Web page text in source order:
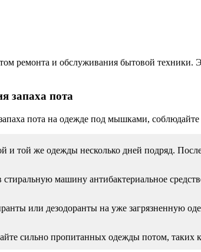
ремонта и обслуживания бытовой
запаха пота
пота на одежде под мышками,
и той же одежды несколько дней подряд.
стиральную машину антибактериальное
или дезодоранты на уже загрязненную
сильно пропитанных одежды потом, таких